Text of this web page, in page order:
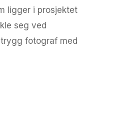
ligger i prosjektet
seg ved
fotograf med